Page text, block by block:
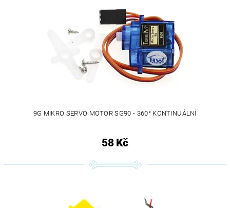
9G MIKRO SERVO MOTOR SG90 - 360° KONTINUÁLNÍ
58 Kč